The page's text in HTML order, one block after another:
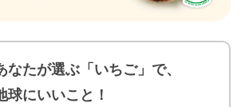
なたが選ぶ「いちご」で、
球にいいこと！